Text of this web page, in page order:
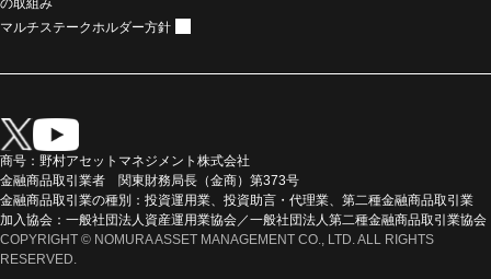
の取組み
マルチステークホルダー方針
商号：野村アセットマネジメント株式会社
金融商品取引業者 関東財務局長（金商）第373号
金融商品取引業の種別：投資運用業、投資助言・代理業、第二種金融商品取引業
加入協会：一般社団法人資産運用業協会／一般社団法人第二種金融商品取引業協会
COPYRIGHT © NOMURA ASSET MANAGEMENT CO., LTD. ALL RIGHTS
RESERVED.